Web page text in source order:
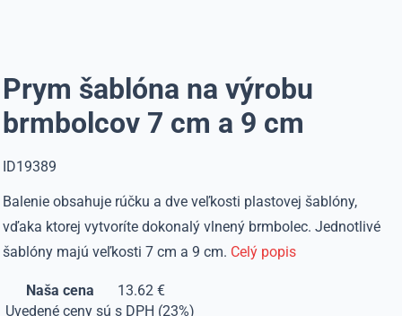
Prym šablóna na výrobu
brmbolcov 7 cm a 9 cm
ID19389
Balenie obsahuje rúčku a dve veľkosti plastovej šablóny,
vďaka ktorej vytvoríte dokonalý vlnený brmbolec. Jednotlivé
šablóny majú veľkosti 7 cm a 9 cm. Celý popis
Naša cena
13.62 €
Uvedené ceny sú s DPH (23%)